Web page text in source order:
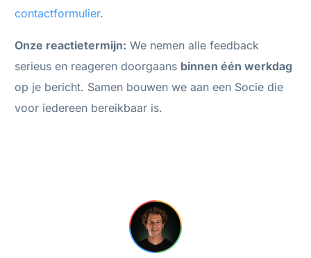
contactformulier.
Onze reactietermijn: We nemen alle feedback
serieus en reageren doorgaans binnen één werkdag
op je bericht. Samen bouwen we aan een Socie die
voor iedereen bereikbaar is.